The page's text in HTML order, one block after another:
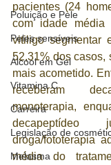
Poluição e Pele
Peles sensíveis
Álcool em Gel
Vitamina C
Carreira
Legislação de
Melasma
pacientes (24
com idade
vitiligo segmentar
52,31% dos casos,
mais acometido.
receberam
monoterapia,
decapeptídeo
droga/fototerapia
média do